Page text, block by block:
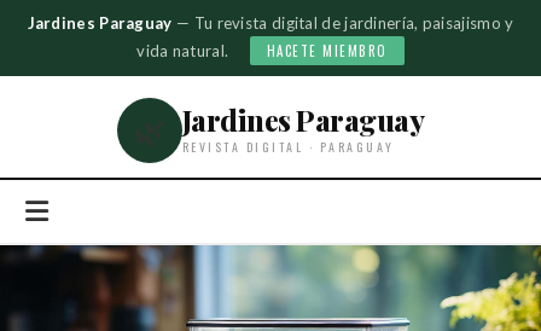
Jardines Paraguay — Tu revista digital de jardinería, paisajismo y
vida natural.
HACETE MIEMBRO
🌿 Jardines Paraguay
REVISTA DIGITAL · PARAGUAY